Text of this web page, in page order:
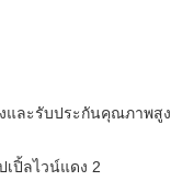
และรับประกันคุณภาพสูง